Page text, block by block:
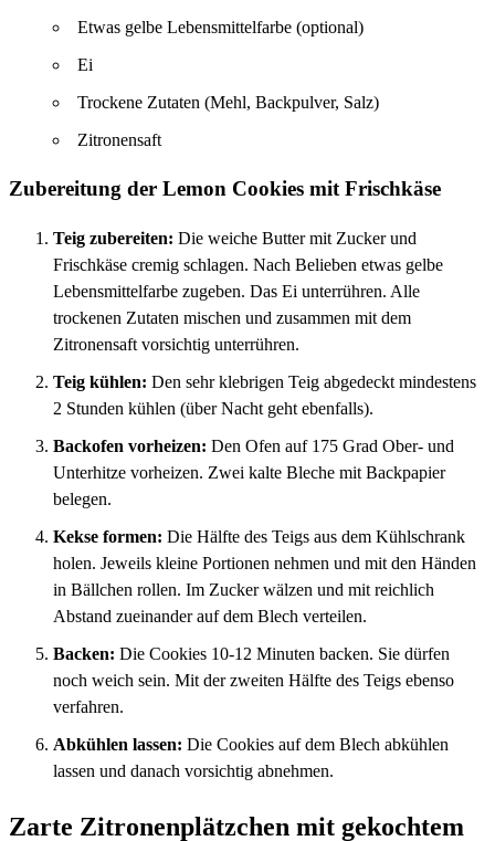
Etwas gelbe Lebensmittelfarbe (optional)
Ei
Trockene Zutaten (Mehl, Backpulver, Salz)
Zitronensaft
Zubereitung der Lemon Cookies mit Frischkäse
Teig zubereiten: Die weiche Butter mit Zucker und
Frischkäse cremig schlagen. Nach Belieben etwas gelbe
Lebensmittelfarbe zugeben. Das Ei unterrühren. Alle
trockenen Zutaten mischen und zusammen mit dem
Zitronensaft vorsichtig unterrühren.
Teig kühlen: Den sehr klebrigen Teig abgedeckt mindestens
2 Stunden kühlen (über Nacht geht ebenfalls).
Backofen vorheizen: Den Ofen auf 175 Grad Ober- und
Unterhitze vorheizen. Zwei kalte Bleche mit Backpapier
belegen.
Kekse formen: Die Hälfte des Teigs aus dem Kühlschrank
holen. Jeweils kleine Portionen nehmen und mit den Händen
in Bällchen rollen. Im Zucker wälzen und mit reichlich
Abstand zueinander auf dem Blech verteilen.
Backen: Die Cookies 10-12 Minuten backen. Sie dürfen
noch weich sein. Mit der zweiten Hälfte des Teigs ebenso
verfahren.
Abkühlen lassen: Die Cookies auf dem Blech abkühlen
lassen und danach vorsichtig abnehmen.
Zarte Zitronenplätzchen mit gekochtem